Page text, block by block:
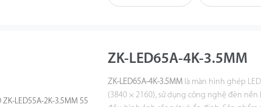
ZK-LED65A-4K-3.5MM
ZK-LED65A-4K-3.5MM là màn hình ghép
(3840 × 2160), sử dụng công nghệ đèn nền